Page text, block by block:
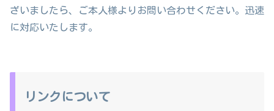
ざいましたら、ご本人様よりお問い合わせください。迅速
に対応いたします。
リンクについて